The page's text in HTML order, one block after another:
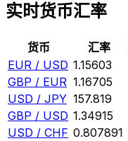
实时货币汇率
货币 汇率
EUR / USD 1.15603
GBP / EUR 1.16705
USD / JPY 157.819
GBP / USD 1.34915
USD / CHF 0.807891